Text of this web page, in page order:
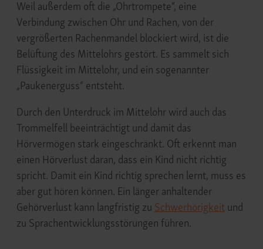
Weil außerdem oft die „Ohrtrompete“, eine
Verbindung zwischen Ohr und Rachen, von der
vergrößerten Rachenmandel blockiert wird, ist die
Belüftung des Mittelohrs gestört. Es sammelt sich
Flüssigkeit im Mittelohr, und ein sogenannter
„Paukenerguss“ entsteht.
Durch den Unterdruck im Mittelohr wird auch das
Trommelfell beeinträchtigt und damit das
Hörvermögen stark eingeschränkt. Oft erkennt man
einen Hörverlust daran, dass ein Kind nicht richtig
spricht. Damit ein Kind richtig sprechen lernt, muss es
aber gut hören können. Ein länger anhaltender
Gehörverlust kann langfristig zu Schwerhörigkeitund
zu Sprachentwicklungsstörungen führen.